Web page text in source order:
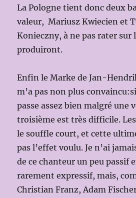
La Pologne tient donc deux
valeur, Mariusz Kwiecien et
Konieczny, à ne pas rater sur
produiront.
Enfin le Marke de Jan-
m’a pas non plus
passe assez bien malgré une
troisième est très difficile.
le souffle court, et cette
pas l’effet voulu. Je n’ai
de ce chanteur un peu passif
rarement expressif, mais,
Christian Franz, Adam